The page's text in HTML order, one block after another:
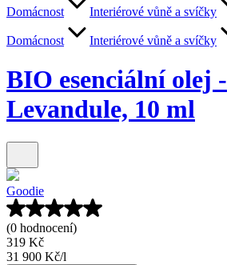
Domácnost Interiérové vůně a svíčky
Domácnost Interiérové vůně a svíčky
BIO esenciální olej -
Levandule, 10 ml
Goodie
(0 hodnocení)
319 Kč
31 900 Kč/l